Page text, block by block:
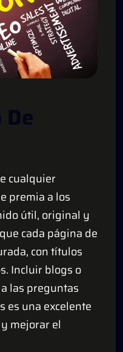
cualquier
premia a los
útil, original y
cada página de
con títulos
Incluir blogs o
las preguntas
es una excelente
mejorar el